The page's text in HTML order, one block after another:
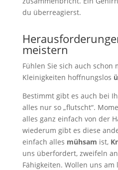
meistern
Fühlen Sie sich auch schon
Kleinigkeiten hoffnungslos
Bestimmt gibt es auch bei
alles nur so „flutscht“.
alles ganz einfach von der
wiederum gibt es diese
einfach alles mühsam ist,
uns überfordert, zweifeln
Fähigkeiten. Wollen uns